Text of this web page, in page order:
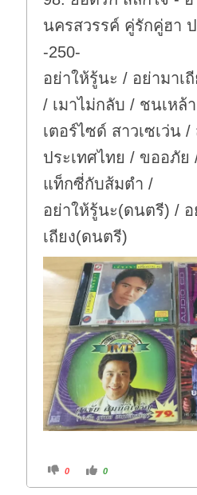
นครสวรรค์ คู่รักคู่ฮา
-250-
อย่าให้รู้นะ / อย่ามาเ
/ เมาไม่กลับ / ชนเห
เตอร์ไซด์ สาวเซเว่น
ประเทศไทย / ขออภัย
แท็กซี่กับส้มตำ /
อย่าให้รู้นะ(ดนตรี) / อ
เถียง(ดนตรี)
C
i
0
C
i
0